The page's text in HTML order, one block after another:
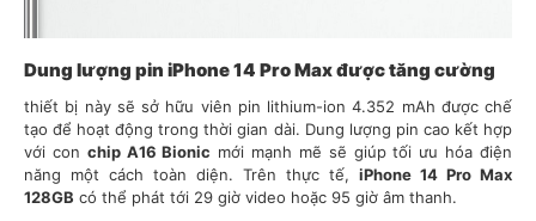
Dung lượng pin iPhone 14 Pro Max được tăng cường
thiết bị này sẽ sở hữu viên pin lithium-ion 4.352 mAh được chế
tạo để hoạt động trong thời gian dài. Dung lượng pin cao kết hợp
với con chip A16 Bionic mới mạnh mẽ sẽ giúp tối ưu hóa điện
năng một cách toàn diện. Trên thực tế, iPhone 14 Pro Max
128GB có thể phát tới 29 giờ video hoặc 95 giờ âm thanh.